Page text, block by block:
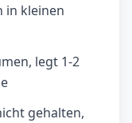
in kleinen
legt 1-2
gehalten,